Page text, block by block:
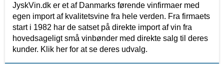
JyskVin.dk er et af Danmarks førende vinfirmaer med
egen import af kvalitetsvine fra hele verden. Fra firmaets
start i 1982 har de satset på direkte import af vin fra
hovedsageligt små vinbønder med direkte salg til deres
kunder. Klik her for at se deres udvalg.